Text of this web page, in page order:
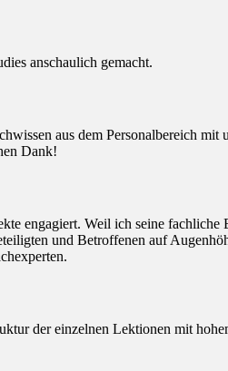
anschaulich gemacht.
aus dem Personalbereich
Dank!
engagiert. Weil ich seine
und Betroffenen auf
der einzelnen Lektionen mit